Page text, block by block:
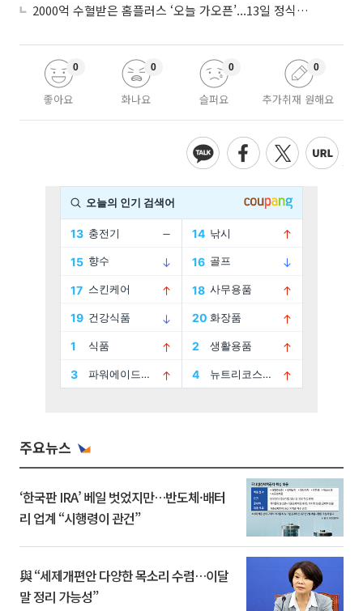
2000억 수혈받은 홈플러스 ‘오늘 가오픈’...13일 정식 개장 시험대
좋아요
0
화나요
0
슬퍼요
0
추가취재 원해요
0
주요뉴스
‘한국판 IRA’ 베일 벗었지만…반도체·배터
리 업계 “시행령이 관건”
與 “세제개편안 다양한 목소리 수렴…이달
말 정리 가능성”